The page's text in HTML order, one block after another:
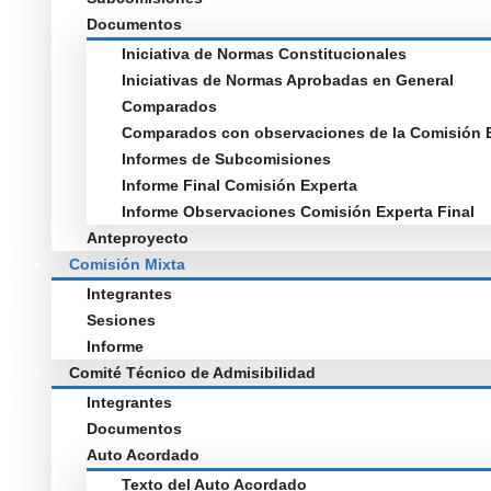
Documentos
Iniciativa de Normas Constitucionales
Iniciativas de Normas Aprobadas en General
Comparados
Comparados con observaciones de la Comisión
Informes de Subcomisiones
Informe Final Comisión Experta
Informe Observaciones Comisión Experta Final
Anteproyecto
Comisión Mixta
Integrantes
Sesiones
Informe
Comité Técnico de Admisibilidad
Integrantes
Documentos
Auto Acordado
Texto del Auto Acordado